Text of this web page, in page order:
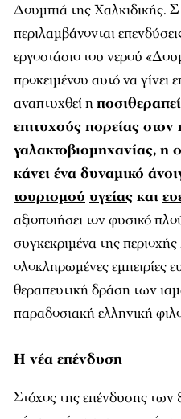
Δουμπιά της Χαλκιδικής.
περιλαμβάνονται
εργοστάσιο του νερού
προκειμένου αυτό να γίνει
αναπτυχθεί η
επιτυχούς πορείας
γαλακτοβιομηχανίας, η
κάνει ένα δυναμικό
τουρισμού υγείας και
αξιοποιήσει τον φυσικό
συγκεκριμένα της
ολοκληρωμένες εμπειρίες
θεραπευτική δράση των
παραδοσιακή ελληνική
Η νέα επένδυση
Στόχος της επένδυσης